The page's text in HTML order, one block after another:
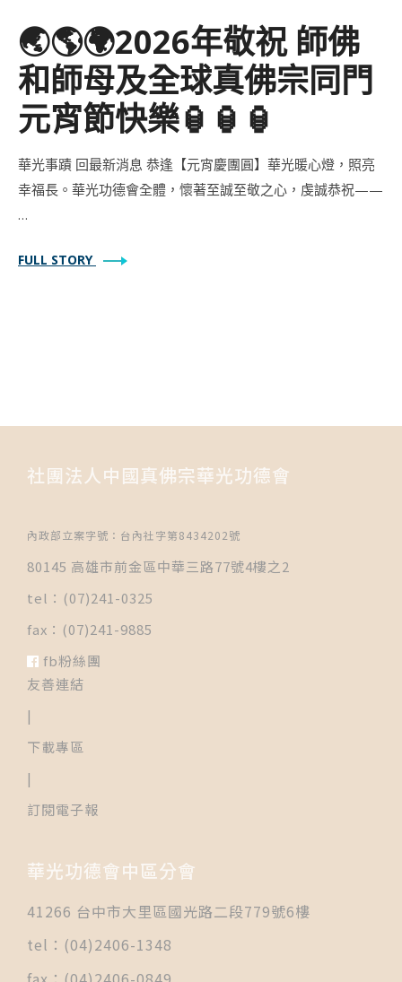
🌏🌎🌍2026年敬祝 師佛
和師母及全球真佛宗同門
元宵節快樂🏮🏮🏮
華光事蹟 回最新消息 恭逢【元宵慶團圓】華光暖心燈，照亮
幸福長。華光功德會全體，懷著至誠至敬之心，虔誠恭祝——
…
FULL STORY
社團法人中國真佛宗華光功德會
內政部立案字號：台內社字第8434202號
80145 高雄市前金區中華三路77號4樓之2
tel：(07)241-0325
fax：(07)241-9885
fb粉絲團
友善連結
|
下載專區
|
訂閱電子報
華光功德會中區分會
41266 台中市大里區國光路二段779號6樓
tel：(04)2406-1348